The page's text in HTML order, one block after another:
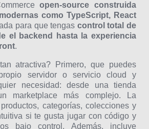
open-source construida
como TypeScript, React
para que tengas control total de
el backend hasta la experiencia
.
atractiva? Primero, que puedes
servidor o servicio cloud y
necesidad: desde una tienda
marketplace más complejo. La
categorías, colecciones y
si te gusta jugar con código y
bajo control. Además, incluye